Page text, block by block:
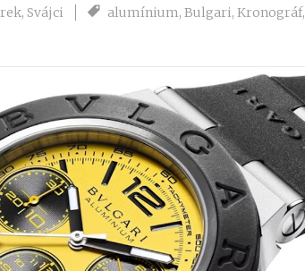
, Svájci alumínium, Bulgari, Kronográf,